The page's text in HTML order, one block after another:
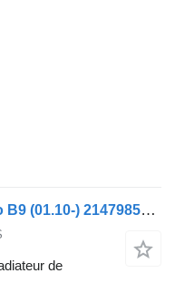
Radiateur de climatisation Volvo B9 (01.10-) 21479852 pour Volvo B6, B7, B9, B10, B12 bus (1978-2011)
de